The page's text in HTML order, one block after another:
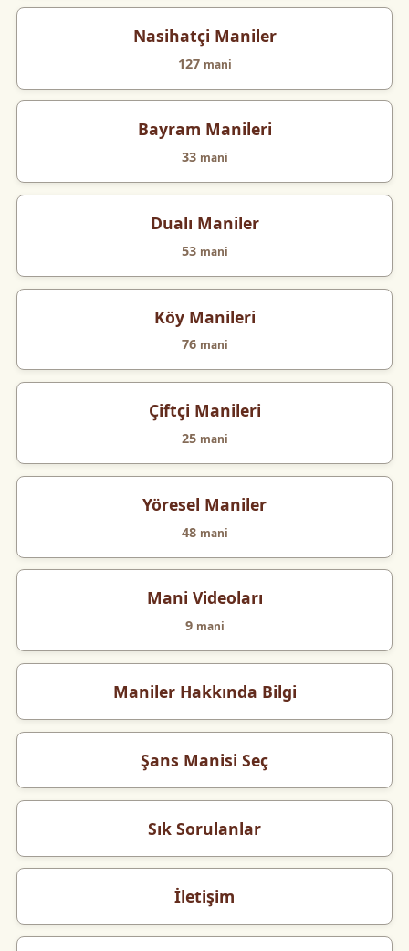
Nasihatçi Maniler
127 mani
Bayram Manileri
33 mani
Dualı Maniler
53 mani
Köy Manileri
76 mani
Çiftçi Manileri
25 mani
Yöresel Maniler
48 mani
Mani Videoları
9 mani
Maniler Hakkında Bilgi
Şans Manisi Seç
Sık Sorulanlar
İletişim